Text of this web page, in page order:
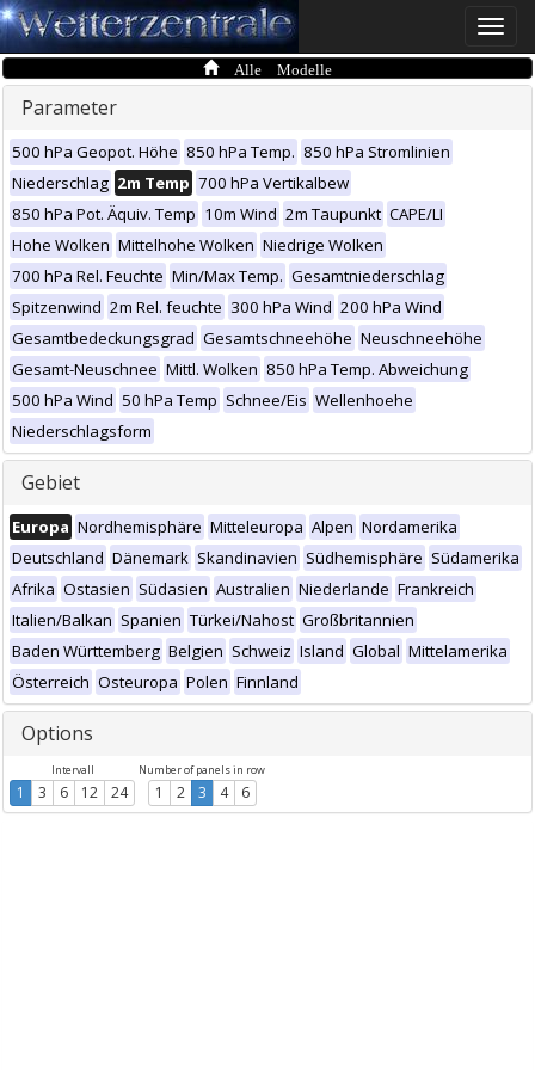
Toggle
Alle Modelle
Parameter
500 hPa Geopot. Höhe 850 hPa Temp. 850 hPa Stromlinien
Niederschlag 2m Temp 700 hPa Vertikalbew
850 hPa Pot. Äquiv. Temp 10m Wind 2m Taupunkt CAPE/LI
Hohe Wolken Mittelhohe Wolken Niedrige Wolken
700 hPa Rel. Feuchte Min/Max Temp. Gesamtniederschlag
Spitzenwind 2m Rel. feuchte 300 hPa Wind 200 hPa Wind
Gesamtbedeckungsgrad Gesamtschneehöhe Neuschneehöhe
Gesamt-Neuschnee Mittl. Wolken 850 hPa Temp. Abweichung
500 hPa Wind 50 hPa Temp Schnee/Eis Wellenhoehe
Niederschlagsform
Gebiet
Europa Nordhemisphäre Mitteleuropa Alpen Nordamerika
Deutschland Dänemark Skandinavien Südhemisphäre Südamerika
Afrika Ostasien Südasien Australien Niederlande Frankreich
Italien/Balkan Spanien Türkei/Nahost Großbritannien
Baden Württemberg Belgien Schweiz Island Global Mittelamerika
Österreich Osteuropa Polen Finnland
Options
Intervall
1 3 6 12 24
Number of panels in row
1 2 3 4 6